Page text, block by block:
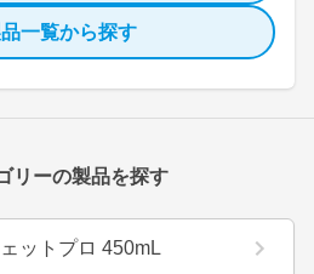
一覧から探す
リーの製品を探す
ットプロ 450mL